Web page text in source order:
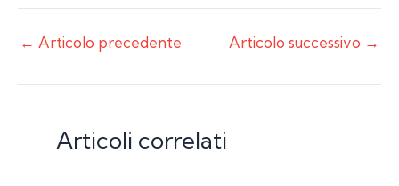
← Articolo precedente Articolo successivo →
Articoli correlati